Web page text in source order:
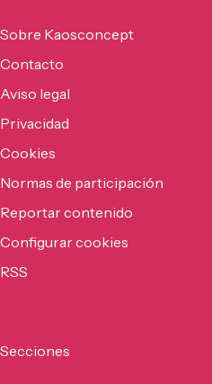
Sobre Kaosconcept
Contacto
Aviso legal
Privacidad
Cookies
Normas de participación
Reportar contenido
Configurar cookies
RSS
Secciones